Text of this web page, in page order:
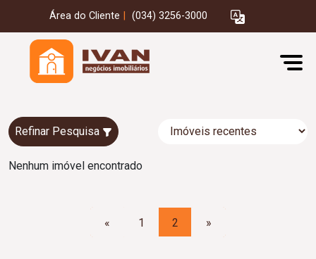
Área do Cliente (034) 3256-3000
Refinar Pesquisa
Nenhum imóvel encontrado
« 1 2 »